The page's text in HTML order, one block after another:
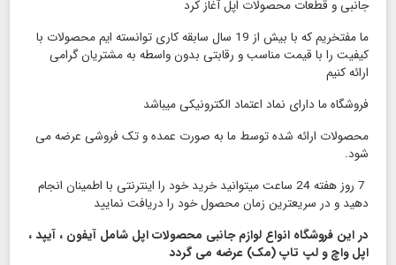
جانبی و قطعات محصولات اپل آغاز کرد
ما مفتخریم که با بیش از 19 سال سابقه کاری توانسته ایم محصولات با
کیفیت را با قیمت مناسب و رقابتی بدون واسطه به مشتریان گرامی
ارائه کنیم
فروشگاه ما دارای نماد اعتماد الكترونیكی میباشد
محصولات ارائه شده توسط ما به صورت عمده و تک فروشی عرضه می
شود.
7 روز هفته 24 ساعت میتوانید خرید خود را اینترنتی با اطمینان انجام
دهید و در سریعترین زمان محصول خود را دریافت نمایید
در این فروشگاه انواع لوازم جانبی محصولات اپل شامل آیفون ، آیپد ،
اپل واچ و لپ تاپ (مک) عرضه می گردد